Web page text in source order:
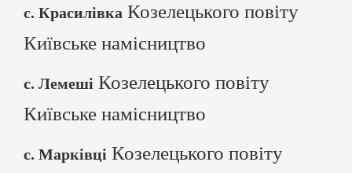
с. Красилівка Козелецького повіту
Київське намісництво
с. Лемеші Козелецького повіту
Київське намісництво
с. Марківці Козелецького повіту